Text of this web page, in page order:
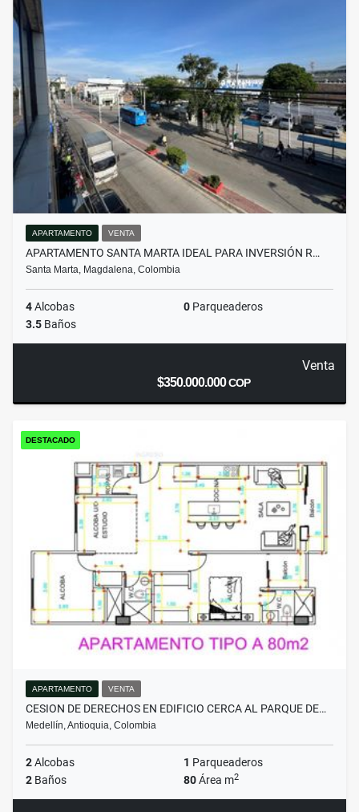
APARTAMENTO VENTA
APARTAMENTO SANTA MARTA IDEAL PARA INVERSIÓN R…
Santa Marta, Magdalena, Colombia
4Alcobas 0 Parqueaderos
3.5 Baños
Venta
$350.000.000COP
DESTACADO
APARTAMENTO VENTA
CESION DE DERECHOS EN EDIFICIO CERCA AL PARQUE DE…
Medellín, Antioquia, Colombia
2Alcobas 1 Parqueaderos
2 Baños 80Área m2